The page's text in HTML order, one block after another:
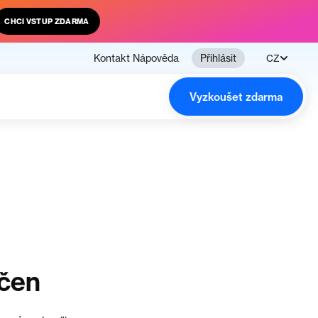
CHCI VSTUP ZDARMA
Kontakt Nápověda Přihlásit CZ
Vyzkoušet zdarma